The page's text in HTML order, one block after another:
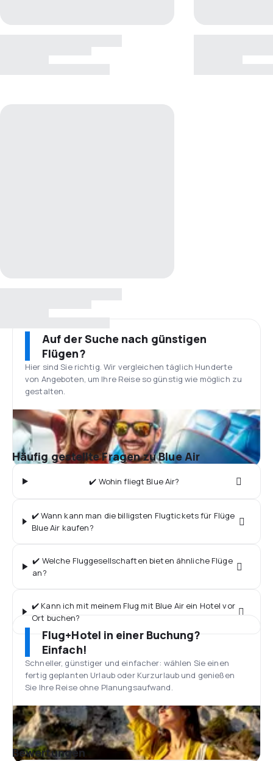
Auf der Suche nach günstigen
Flügen?
Hier sind Sie richtig. Wir vergleichen täglich Hunderte
von Angeboten, um Ihre Reise so günstig wie möglich zu
gestalten.
Häufig gestellte Fragen zu Blue Air
✔️ Wohin fliegt Blue Air?
✔️ Wann kann man die billigsten Flugtickets für Flüge
Blue Air kaufen?
✔️ Welche Fluggesellschaften bieten ähnliche Flüge
an?
✔️ Kann ich mit meinem Flug mit Blue Air ein Hotel vor
Ort buchen?
Flug+Hotel in einer Buchung?
Einfach!
Schneller, günstiger und einfacher: wählen Sie einen
fertig geplanten Urlaub oder Kurzurlaub und genießen
Sie Ihre Reise ohne Planungsaufwand.
Bewertungen